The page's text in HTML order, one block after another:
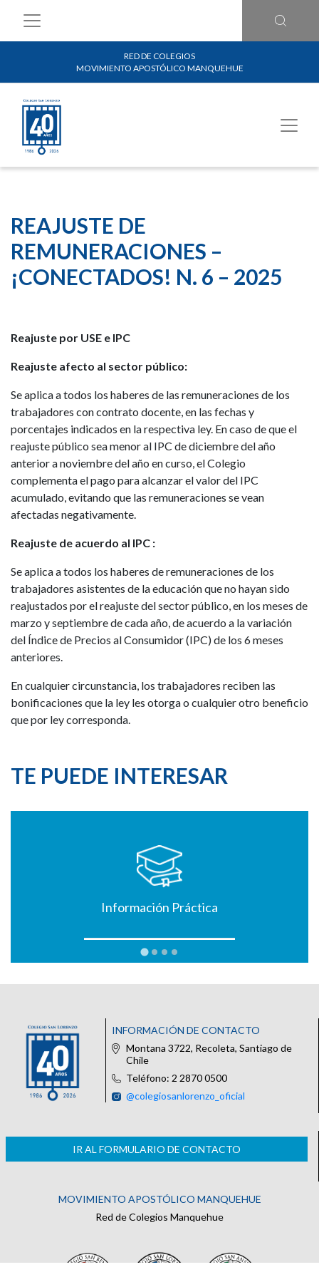
RED DE COLEGIOS
MOVIMIENTO APOSTÓLICO MANQUEHUE
REAJUSTE DE
REMUNERACIONES –
¡CONECTADOS! N. 6 – 2025
Reajuste por USE e IPC
Reajuste afecto al sector público:
Se aplica a todos los haberes de las remuneraciones de los
trabajadores con contrato docente, en las fechas y
porcentajes indicados en la respectiva ley. En caso de que el
reajuste público sea menor al IPC de diciembre del año
anterior a noviembre del año en curso, el Colegio
complementa el pago para alcanzar el valor del IPC
acumulado, evitando que las remuneraciones se vean
afectadas negativamente.
Reajuste de acuerdo al IPC :
Se aplica a todos los haberes de remuneraciones de los
trabajadores asistentes de la educación que no hayan sido
reajustados por el reajuste del sector público, en los meses de
marzo y septiembre de cada año, de acuerdo a la variación
del Índice de Precios al Consumidor (IPC) de los 6 meses
anteriores.
En cualquier circunstancia, los trabajadores reciben las
bonificaciones que la ley les otorga o cualquier otro beneficio
que por ley corresponda.
TE PUEDE INTERESAR
Información Práctica
INFORMACIÓN DE CONTACTO
Montana 3722, Recoleta, Santiago de
Chile
Teléfono: 2 2870 0500
@colegiosanlorenzo_oficial
IR AL FORMULARIO DE CONTACTO
MOVIMIENTO APOSTÓLICO MANQUEHUE
Red de Colegios Manquehue